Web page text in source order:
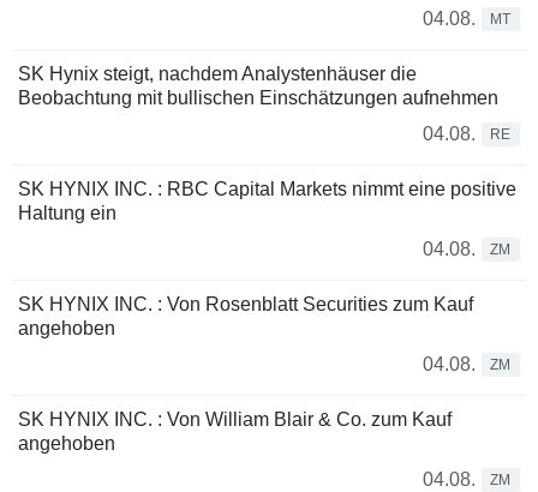
04.08.
MT
SK Hynix steigt, nachdem Analystenhäuser die
Beobachtung mit bullischen Einschätzungen aufnehmen
04.08.
RE
SK HYNIX INC. : RBC Capital Markets nimmt eine positive
Haltung ein
04.08.
ZM
SK HYNIX INC. : Von Rosenblatt Securities zum Kauf
angehoben
04.08.
ZM
SK HYNIX INC. : Von William Blair & Co. zum Kauf
angehoben
04.08.
ZM